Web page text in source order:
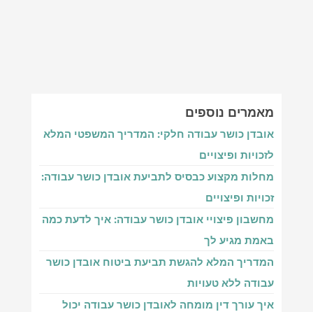
מאמרים נוספים‎
אובדן כושר עבודה חלקי: המדריך המשפטי המלא
לזכויות ופיצויים
מחלות מקצוע כבסיס לתביעת אובדן כושר עבודה:
זכויות ופיצויים
מחשבון פיצויי אובדן כושר עבודה: איך לדעת כמה
באמת מגיע לך
המדריך המלא להגשת תביעת ביטוח אובדן כושר
עבודה ללא טעויות
איך עורך דין מומחה לאובדן כושר עבודה יכול